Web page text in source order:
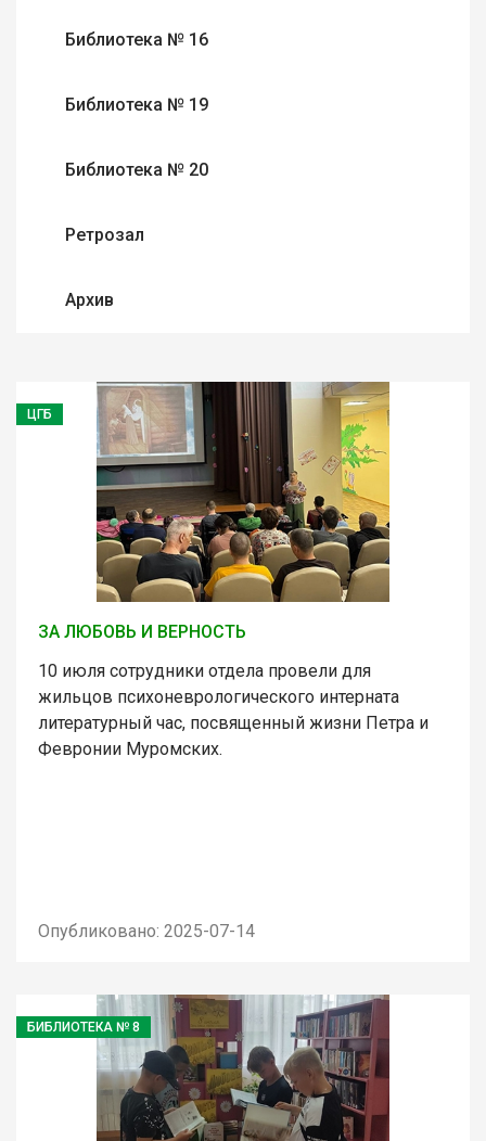
Библиотека № 16
Библиотека № 19
Библиотека № 20
Ретрозал
Архив
ЦГБ
ЗА ЛЮБОВЬ И ВЕРНОСТЬ
10 июля сотрудники отдела провели для
жильцов психоневрологического интерната
литературный час, посвященный жизни Петра и
Февронии Муромских.
Опубликовано: 2025-07-14
БИБЛИОТЕКА № 8